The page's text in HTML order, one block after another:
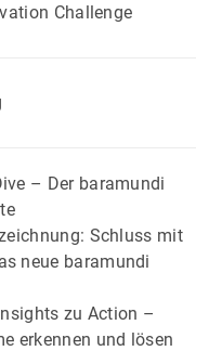
Challenge
– Der baramundi
Schluss mit
neue baramundi
zu Action –
erkennen und lösen